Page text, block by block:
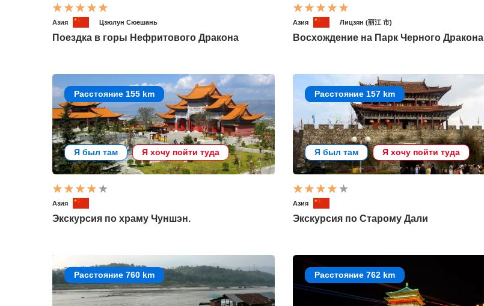
Азия Цзюлун Сюешань
Поездка в горы Нефритового Дракона
Азия Лицзян (丽江 市)
Восхождение на Парк Черного Дракона
Расстояние 155 km
Я был там Я хочу пойти туда
Азия
Экскурсия по храму Чуншэн.
Расстояние 157 km
Я был там Я хочу пойти туда
Азия
Экскурсия по Старому Дали
Расстояние 760 km Расстояние 762 km